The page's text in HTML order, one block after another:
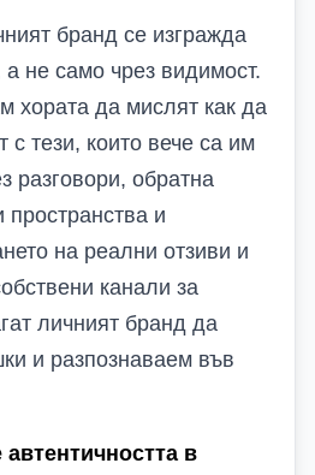
бранд се изгражда
а не само чрез видимост.
хората да мислят как да
с тези, които вече са им
разговори, обратна
пространства и
на реални отзиви и
канали за
личният бранд да
и разпознаваем във
в